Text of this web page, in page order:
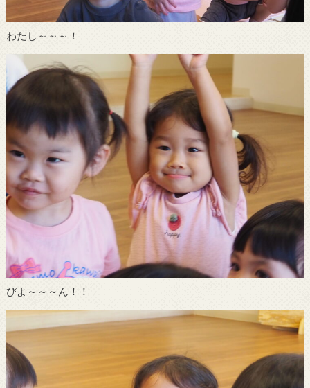
わたし～～～！
びよ～～～ん！！